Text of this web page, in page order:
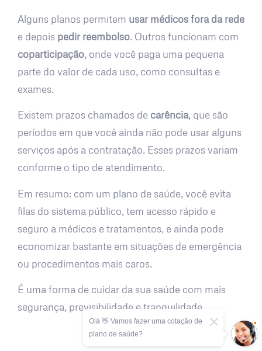
Alguns planos permitem usar médicos fora da rede
e depois pedir reembolso. Outros funcionam com
coparticipação, onde você paga uma pequena
parte do valor de cada uso, como consultas e
exames.
Existem prazos chamados de carência, que são
períodos em que você ainda não pode usar alguns
serviços após a contratação. Esses prazos variam
conforme o tipo de atendimento.
Em resumo: com um plano de saúde, você evita
filas do sistema público, tem acesso rápido e
seguro a médicos e tratamentos, e ainda pode
economizar bastante em situações de emergência
ou procedimentos mais caros.
É uma forma de cuidar da sua saúde com mais
segurança, previsibilidade e tranquilidade.
Olá 👋 Vamos fazer uma cotação de
plano de saúde?